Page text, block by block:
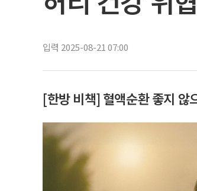
입력 2025-08-21 07:00
[한방 비책] 혈액순환 좋지 않